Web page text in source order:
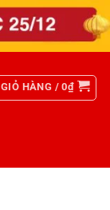
GIỎ HÀNG /0₫